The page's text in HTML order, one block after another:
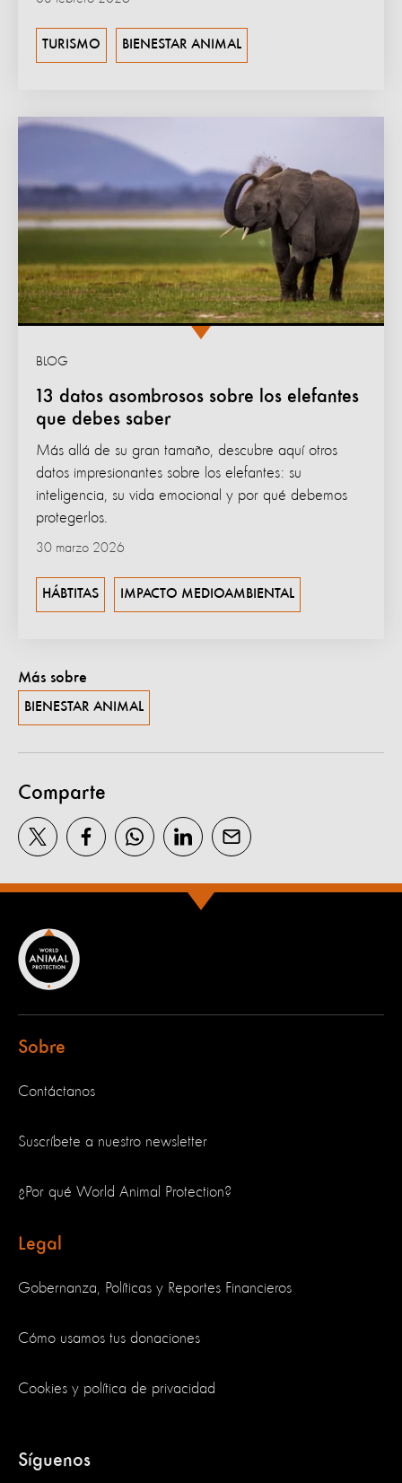
TURISMO BIENESTAR ANIMAL
13 datos asombrosos sobre los elefantes
que debes saber
BLOG
Más allá de su gran tamaño, descubre aquí otros
datos impresionantes sobre los elefantes: su
inteligencia, su vida emocional y por qué debemos
protegerlos.
30 marzo 2026
HÁBTITAS IMPACTO MEDIOAMBIENTAL
Más sobre
BIENESTAR ANIMAL
Comparte
Sobre
Contáctanos
Suscríbete a nuestro newsletter
¿Por qué World Animal Protection?
Legal
Gobernanza, Políticas y Reportes Financieros
Cómo usamos tus donaciones
Cookies y política de privacidad
Síguenos